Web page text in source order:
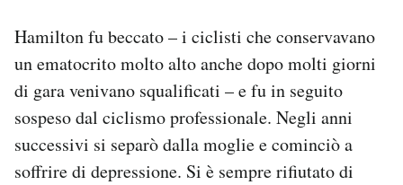
Hamilton fu beccato – i ciclisti che conservavano
un ematocrito molto alto anche dopo molti giorni
di gara venivano squalificati – e fu in seguito
sospeso dal ciclismo professionale. Negli anni
successivi si separò dalla moglie e cominciò a
soffrire di depressione. Si è sempre rifiutato di